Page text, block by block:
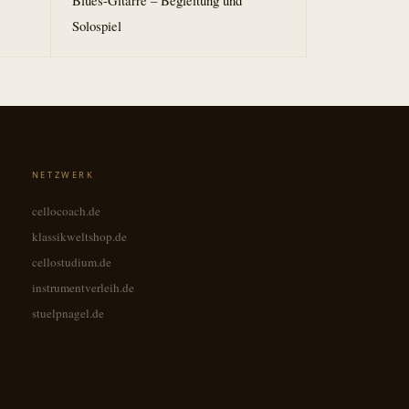
Solospiel
NETZWERK
cellocoach.de
klassikweltshop.de
cellostudium.de
instrumentverleih.de
stuelpnagel.de